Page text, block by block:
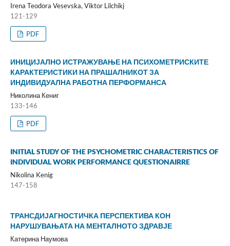
Irena Teodora Vesevska, Viktor Lilchikj
121-129
PDF
ИНИЦИЈАЛНО ИСТРАЖУВАЊЕ НА ПСИХОМЕТРИСКИТЕ
КАРАКТЕРИСТИКИ НА ПРАШАЛНИКОТ ЗА
ИНДИВИДУАЛНА РАБОТНА ПЕРФОРМАНСА
Николина Кениг
133-146
PDF
INITIAL STUDY OF THE PSYCHOMETRIC CHARACTERISTICS OF
INDIVIDUAL WORK PERFORMANCE QUESTIONAIRRE
Nikolina Kenig
147-158
ТРАНСДИЈАГНОСТИЧКА ПЕРСПЕКТИВА КОН
НАРУШУВАЊАТА НА МЕНТАЛНОТО ЗДРАВЈЕ
Катерина Наумова